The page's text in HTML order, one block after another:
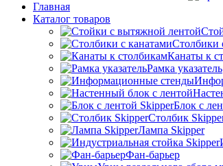
Главная
Каталог товаров
Столбики
Канаты к
Рамка указатель
Блок с
Столбик
Лампа Skipper
Фан-барьер